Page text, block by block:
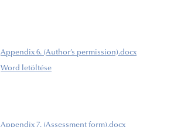
Appendix 6. (Author’s permission).docx
Word letöltése
Appendix 7. (Assessment form).docx